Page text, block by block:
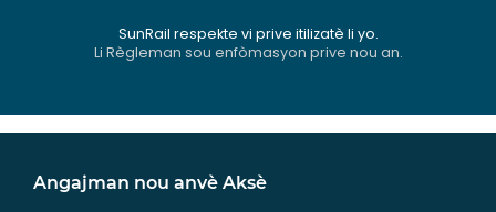
SunRail respekte vi prive itilizatè li yo.
Li Règleman sou enfòmasyon prive nou an.
Angajman nou anvè Aksè